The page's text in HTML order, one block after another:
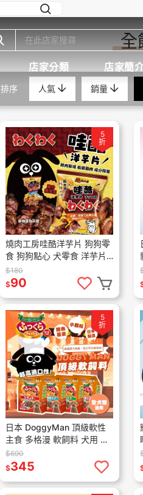
店家分類 店家簡
全
排序 人氣 銷量
5
折
燒肉工房哇酷洋芋片 狗狗零
食 狗狗點心 犬零食 洋芋片
餅乾 狗狗餅乾 50g
$180
$90
5
折
日本 DoggyMan 頂級軟性
主食 多格漫 軟飼料 犬用 狗
飼料 狗主食 犬軟飼料 狗軟
飼料 寵物軟飼料 飼料 狗
$690
$345